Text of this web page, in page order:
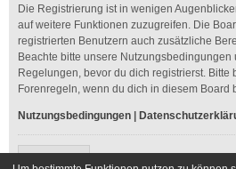
Die Registrierung ist in wenigen
auf weitere Funktionen zuzugreifen. Die
registrierten Benutzern auch zusätzliche
Beachte bitte unsere Nutzungsbedingungen
Regelungen, bevor du dich registrierst.
Forenregeln, wenn du dich in diesem Board
Nutzungsbedingungen